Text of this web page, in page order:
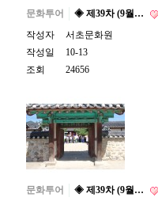
문화투어
◈ 제39차 (9월…
작성자
서초문화원
작성일
10-13
조회
24656
문화투어
◈ 제39차 (9월…